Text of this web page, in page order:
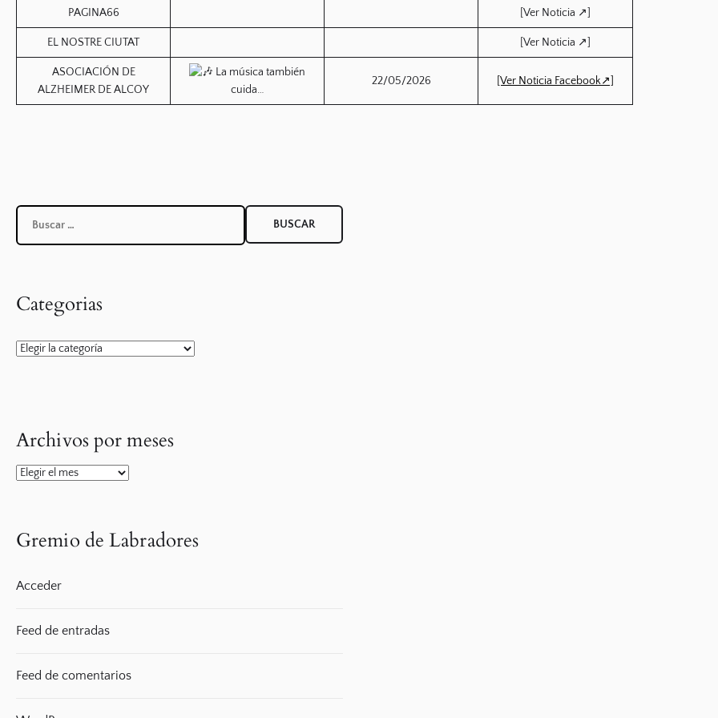
PAGINA66 [Ver Noticia ↗]
EL NOSTRE CIUTAT [Ver Noticia ↗]
ASOCIACIÓN DE
ALZHEIMER DE ALCOY
La música también
cuida…
22/05/2026 [Ver Noticia Facebook↗]
Buscar:
Categorias
Categorias
Archivos por meses
Archivos
Gremio de Labradores
Acceder
Feed de entradas
Feed de comentarios